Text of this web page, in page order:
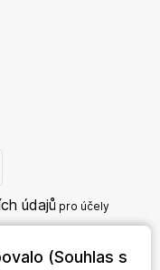
údajů pro účely
(Souhlas s